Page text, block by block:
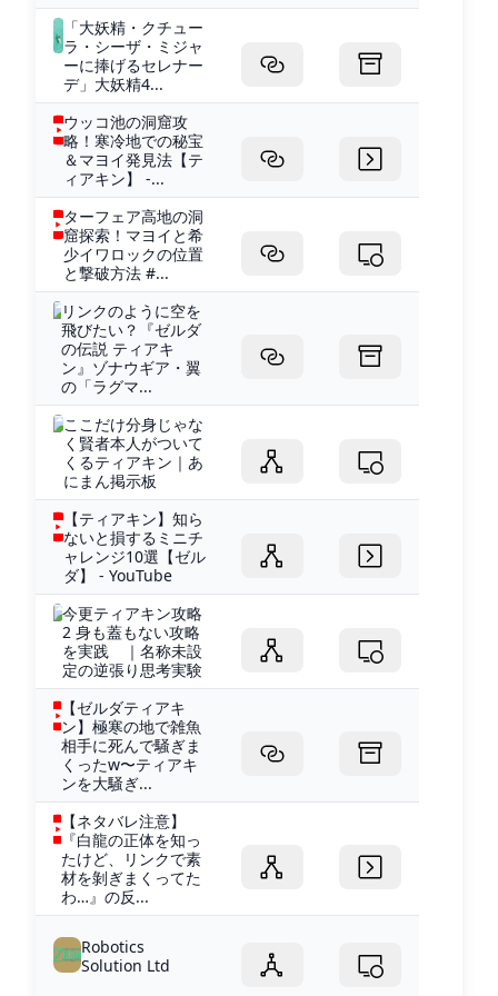
「大妖精・クチュー
ラ・シーザ・ミジャ
ーに捧げるセレナー
デ」大妖精4...
ウッコ池の洞窟攻
略！寒冷地での秘宝
＆マヨイ発見法【テ
ィアキン】 -...
ターフェア高地の洞
窟探索！マヨイと希
少イワロックの位置
と撃破方法 #...
リンクのように空を
飛びたい？『ゼルダ
の伝説 ティアキ
ン』ゾナウギア・翼
の「ラグマ...
ここだけ分身じゃな
く賢者本人がついて
くるティアキン｜あ
にまん掲示板
【ティアキン】知ら
ないと損するミニチ
ャレンジ10選【ゼル
ダ】 - YouTube
今更ティアキン攻略
2 身も蓋もない攻略
を実践 ｜名称未設
定の逆張り思考実験
【ゼルダティアキ
ン】極寒の地で雑魚
相手に死んで騒ぎま
くったw〜ティアキ
ンを大騒ぎ...
【ネタバレ注意】
『白龍の正体を知っ
たけど、リンクで素
材を剝ぎまくってた
わ…』の反...
Robotics
Solution Ltd